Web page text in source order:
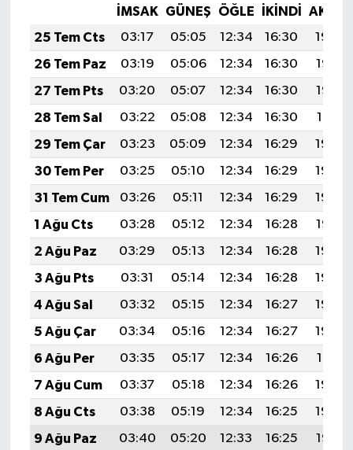
İMSAK GÜNEŞ ÖĞLE İKINDI
25 Tem Cts
03:17 05:05 12:34 16:30
19:54
26 Tem Paz
03:19 05:06 12:34 16:30
19:53
27 Tem Pts
03:20 05:07 12:34 16:30
19:52
28 Tem Sal
03:22 05:08 12:34 16:30
19:51
29 Tem Çar
03:23 05:09 12:34 16:29
19:50
30 Tem Per
03:25 05:10 12:34 16:29
19:49
31 Tem Cum
03:26 05:11 12:34 16:29
19:48
1 Ağu Cts
03:28 05:12 12:34 16:28
19:47
2 Ağu Paz
03:29 05:13 12:34 16:28
19:46
3 Ağu Pts
03:31 05:14 12:34 16:28
19:45
4 Ağu Sal
03:32 05:15 12:34 16:27
19:43
5 Ağu Çar
03:34 05:16 12:34 16:27
19:42
6 Ağu Per
03:35 05:17 12:34 16:26
19:41
7 Ağu Cum
03:37 05:18 12:34 16:26
19:40
8 Ağu Cts
03:38 05:19 12:34 16:25
19:39
9 Ağu Paz
03:40 05:20 12:33 16:25
19:37